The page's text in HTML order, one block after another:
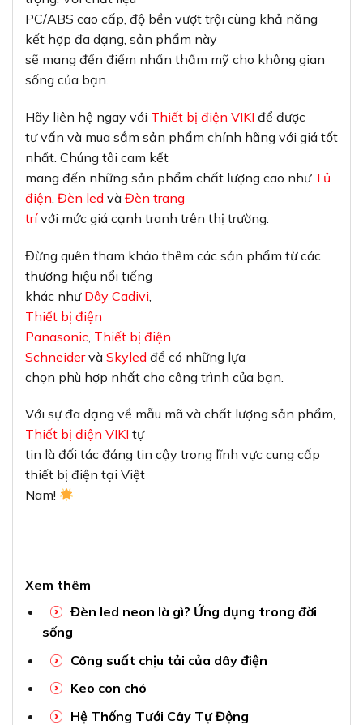
PC/ABS cao cấp, độ bền vượt trội cùng khả năng
kết hợp đa dạng, sản phẩm này
sẽ mang đến điểm nhấn thẩm mỹ cho không gian
sống của bạn.
Hãy liên hệ ngay với Thiết bị điện VIKI để được
tư vấn và mua sắm sản phẩm chính hãng với giá tốt
nhất. Chúng tôi cam kết
mang đến những sản phẩm chất lượng cao như Tủ
điện Đèn led và Đèn trang
trívới mức giá cạnh tranh trên thị trường.
Đừng quên tham khảo thêm các sản phẩm từ các
thương hiệu nổi tiếng
khác như Dây Cadivi
Thiết bị điện
Panasonic Thiết bị điện
Schneidervà Skyled để có những lựa
chọn phù hợp nhất cho công trình của bạn.
Với sự đa dạng về mẫu mã và chất lượng sản phẩm,
Thiết bị điện VIKI tự
tin là đối tác đáng tin cậy trong lĩnh vực cung cấp
thiết bị điện tại Việt
Nam!
Xem thêm
Đèn led neon là gì? Ứng dụng trong đời
sống
Công suất chịu tải của dây điện
Keo con chó
Hệ Thống Tưới Cây Tự Động